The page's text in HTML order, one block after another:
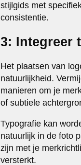
stijlgids met
consistentie.
3: Integreer
Het plaatsen van
natuurlijkheid.
manieren om je
of subtiele
Typografie kan
natuurlijk in de foto
zijn met je
versterkt.